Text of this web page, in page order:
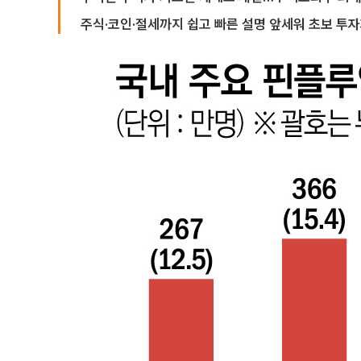
주식·코인·절세까지 쉽고 빠른 설명 앞세워 초보 투